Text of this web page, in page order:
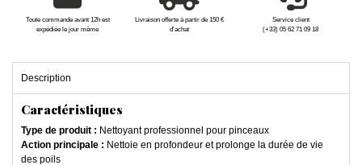
Toute commande avant 12h est
expédiée le jour même
Livraison offerte à partir de 150 €
d'achat
Service client
(+33) 05 62 71 09 18
Description
Caractéristiques
Type de produit : Nettoyant professionnel pour pinceaux
Action principale : Nettoie en profondeur et prolonge la durée de vie
des poils